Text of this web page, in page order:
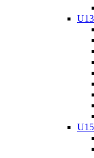
U13
U15